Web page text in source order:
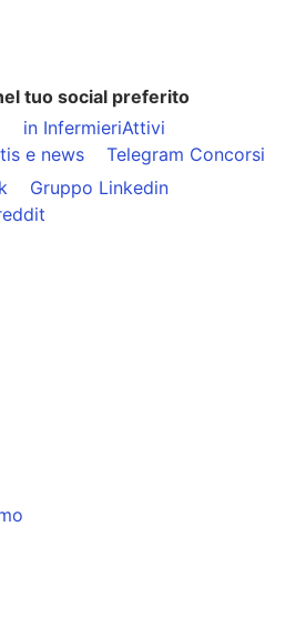
tuo social preferito
in InfermieriAttivi
e news
Telegram Concorsi
Gruppo Linkedin